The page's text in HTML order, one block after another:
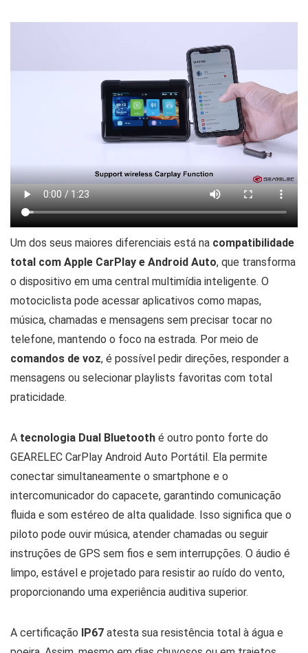
Um dos seus maiores diferenciais está na compatibilidade
total com Apple CarPlay e Android Auto, que transforma
o dispositivo em uma central multimídia inteligente. O
motociclista pode acessar aplicativos como mapas,
música, chamadas e mensagens sem precisar tocar no
telefone, mantendo o foco na estrada. Por meio de
comandos de voz, é possível pedir direções, responder a
mensagens ou selecionar playlists favoritas com total
praticidade.
A tecnologia Dual Bluetooth é outro ponto forte do
GEARELEC CarPlay Android Auto Portátil. Ela permite
conectar simultaneamente o smartphone e o
intercomunicador do capacete, garantindo comunicação
fluida e som estéreo de alta qualidade. Isso significa que o
piloto pode ouvir música, atender chamadas ou seguir
instruções de GPS sem fios e sem interrupções. O áudio é
limpo, estável e projetado para resistir ao ruído do vento,
proporcionando uma experiência auditiva superior.
A certificação IP67 atesta sua resistência total à água e